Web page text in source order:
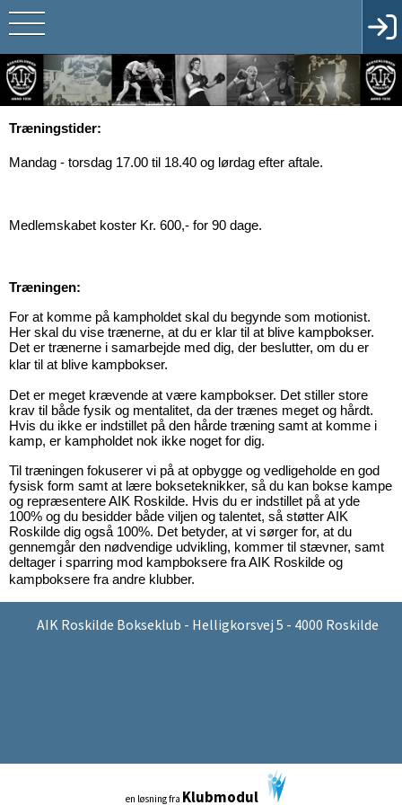
Træningstider:
Mandag - torsdag 17.00 til 18.40 og lørdag efter aftale.
Medlemskabet koster Kr. 600,- for 90 dage.
Træningen:
For at komme på kampholdet skal du begynde som motionist.
Her skal du vise trænerne, at du er klar til at blive kampbokser.
Det er trænerne i samarbejde med dig, der beslutter, om du er
klar til at blive kampbokser.
Det er meget krævende at være kampbokser. Det stiller store
krav til både fysik og mentalitet, da der trænes meget og hårdt.
Hvis du ikke er indstillet på den hårde træning samt at komme i
kamp, er kampholdet nok ikke noget for dig.
Til træningen fokuserer vi på at opbygge og vedligeholde en god
fysisk form samt at lære bokseteknikker, så du kan bokse kampe
og repræsentere AIK Roskilde. Hvis du er indstillet på at yde
100% og du besidder både viljen og talentet, så støtter AIK
Roskilde dig også 100%. Det betyder, at vi sørger for, at du
gennemgår den nødvendige udvikling, kommer til stævner, samt
deltager i sparring mod kampboksere fra AIK Roskilde og
kampboksere fra andre klubber.
AIK Roskilde Bokseklub - Helligkorsvej 5 - 4000 Roskilde
en løsning fra Klubmodul